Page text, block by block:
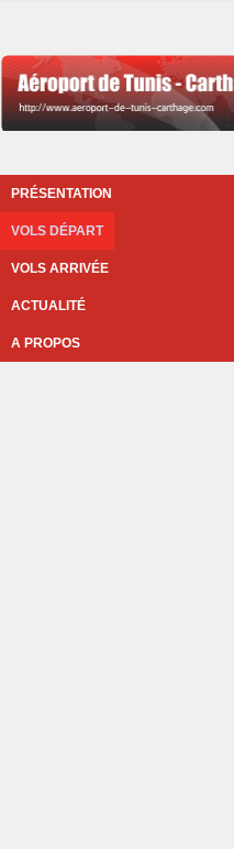
PRÉSENTATION
VOLS DÉPART
VOLS ARRIVÉE
ACTUALITÉ
A PROPOS